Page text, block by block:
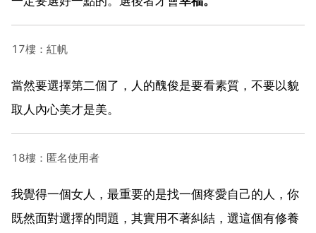
17樓：紅帆
當然要選擇第二個了，人的醜俊是要看素質，不要以貌
取人內心美才是美。
18樓：匿名使用者
我覺得一個女人，最重要的是找一個疼愛自己的人，你
既然面對選擇的問題，其實用不著糾結，選這個有修養